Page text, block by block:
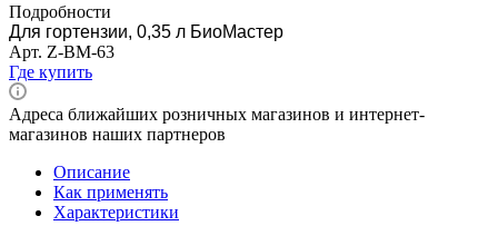
Подробности
Для гортензии, 0,35 л БиоМастер
Арт. Z-BM-63
Где купить
Адреса ближайших розничных магазинов и интернет-
магазинов наших партнеров
Описание
Как применять
Характеристики